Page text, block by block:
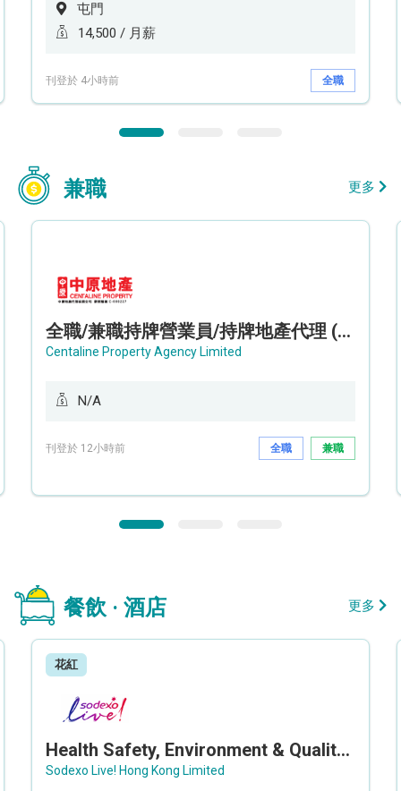
屯門
14,500 / 月薪
刊登於 4小時前 全職
兼職 更多
全職/兼職持牌營業員/持牌地產代理 (長沙灣/將軍澳/油塘)
Centaline Property Agency Limited
N/A
刊登於 12小時前 全職 兼職
餐飲 · 酒店 更多
花紅
Health Safety, Environment & Quality Assurance Officer (Maternity cover – 5 months contract)
Sodexo Live! Hong Kong Limited